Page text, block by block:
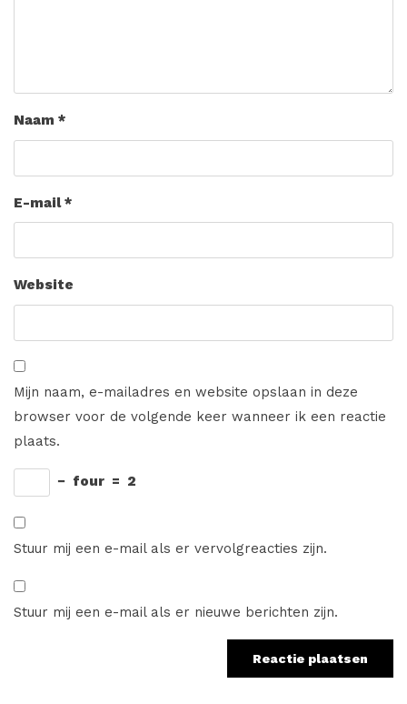
Naam *
E-mail*
Website
Mijn naam, e-mailadres en website opslaan in deze
browser voor de volgende keer wanneer ik een reactie
plaats.
− four = 2
Stuur mij een e-mail als er vervolgreacties zijn.
Stuur mij een e-mail als er nieuwe berichten zijn.